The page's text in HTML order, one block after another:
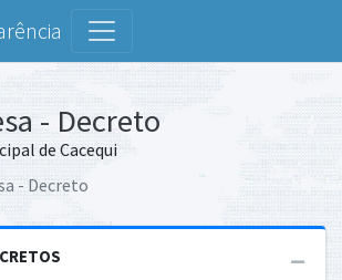
- Decreto
de Cacequi
- Decreto